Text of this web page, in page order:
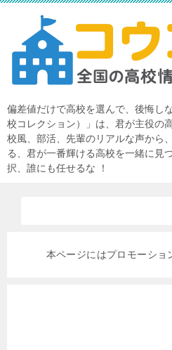
偏差値だけで高校を選んで、後悔し
校コレクション）」は、君が主役の
校風、部活、先輩のリアルな声から
る、君が一番輝ける高校を一緒に見
択、誰にも任せるな ！
本ページにはプロモーショ